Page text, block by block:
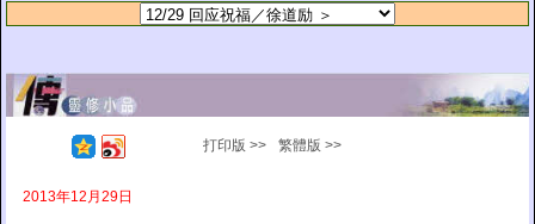
打印版 >> 繁體版 >>
2013年12月29日